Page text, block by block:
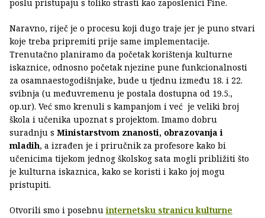
poslu pristupaju s toliko strasti kao zaposlenici Fine.
Naravno, riječ je o procesu koji dugo traje jer je puno stvari
koje treba pripremiti prije same implementacije.
Trenutačno planiramo da početak korištenja kulturne
iskaznice, odnosno početak njezine pune funkcionalnosti
za osamnaestogodišnjake, bude u tjednu između 18. i 22.
svibnja (u međuvremenu je postala dostupna od 19.5.,
op.ur). Već smo krenuli s kampanjom i već je veliki broj
škola i učenika upoznat s projektom. Imamo dobru
suradnju s Ministarstvom znanosti, obrazovanja i
mladih, a izrađen je i priručnik za profesore kako bi
učenicima tijekom jednog školskog sata mogli približiti što
je kulturna iskaznica, kako se koristi i kako joj mogu
pristupiti.
Otvorili smo i posebnuinternetsku stranicu kulturne